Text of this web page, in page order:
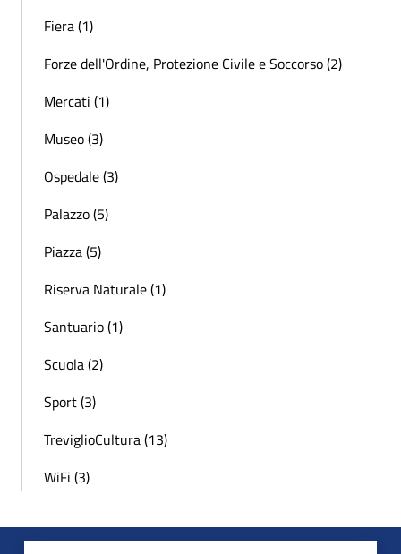
Fiera (1)
Forze dell'Ordine, Protezione Civile e Soccorso (2)
Mercati (1)
Museo (3)
Ospedale (3)
Palazzo (5)
Piazza (5)
Riserva Naturale (1)
Santuario (1)
Scuola (2)
Sport (3)
TreviglioCultura (13)
WiFi (3)